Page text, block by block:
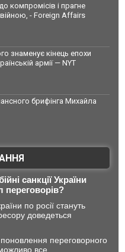
компромісів і прагне
війною, - Foreign Affairs
знаменує кінець епохи
армії — NYT
брифінга Михайла
санкції України
переговорів?
по росії стануть
доведеться
переговорного
все